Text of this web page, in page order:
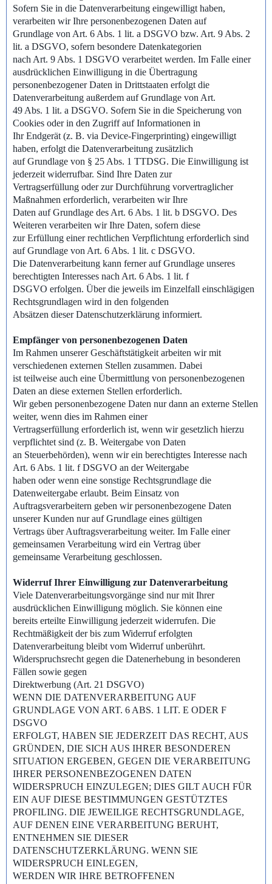
Sofern Sie in die Datenverarbeitung eingewilligt haben,
verarbeiten wir Ihre personenbezogenen Daten auf
Grundlage von Art. 6 Abs. 1 lit. a DSGVO bzw. Art. 9 Abs. 2
lit. a DSGVO, sofern besondere Datenkategorien
nach Art. 9 Abs. 1 DSGVO verarbeitet werden. Im Falle einer
ausdrücklichen Einwilligung in die Übertragung
personenbezogener Daten in Drittstaaten erfolgt die
Datenverarbeitung außerdem auf Grundlage von Art.
49 Abs. 1 lit. a DSGVO. Sofern Sie in die Speicherung von
Cookies oder in den Zugriff auf Informationen in
Ihr Endgerät (z. B. via Device-Fingerprinting) eingewilligt
haben, erfolgt die Datenverarbeitung zusätzlich
auf Grundlage von § 25 Abs. 1 TTDSG. Die Einwilligung ist
jederzeit widerrufbar. Sind Ihre Daten zur
Vertragserfüllung oder zur Durchführung vorvertraglicher
Maßnahmen erforderlich, verarbeiten wir Ihre
Daten auf Grundlage des Art. 6 Abs. 1 lit. b DSGVO. Des
Weiteren verarbeiten wir Ihre Daten, sofern diese
zur Erfüllung einer rechtlichen Verpflichtung erforderlich sind
auf Grundlage von Art. 6 Abs. 1 lit. c DSGVO.
Die Datenverarbeitung kann ferner auf Grundlage unseres
berechtigten Interesses nach Art. 6 Abs. 1 lit. f
DSGVO erfolgen. Über die jeweils im Einzelfall einschlägigen
Rechtsgrundlagen wird in den folgenden
Absätzen dieser Datenschutzerklärung informiert.
Empfänger von personenbezogenen Daten
Im Rahmen unserer Geschäftstätigkeit arbeiten wir mit
verschiedenen externen Stellen zusammen. Dabei
ist teilweise auch eine Übermittlung von personenbezogenen
Daten an diese externen Stellen erforderlich.
Wir geben personenbezogene Daten nur dann an externe Stellen
weiter, wenn dies im Rahmen einer
Vertragserfüllung erforderlich ist, wenn wir gesetzlich hierzu
verpflichtet sind (z. B. Weitergabe von Daten
an Steuerbehörden), wenn wir ein berechtigtes Interesse nach
Art. 6 Abs. 1 lit. f DSGVO an der Weitergabe
haben oder wenn eine sonstige Rechtsgrundlage die
Datenweitergabe erlaubt. Beim Einsatz von
Auftragsverarbeitern geben wir personenbezogene Daten
unserer Kunden nur auf Grundlage eines gültigen
Vertrags über Auftragsverarbeitung weiter. Im Falle einer
gemeinsamen Verarbeitung wird ein Vertrag über
gemeinsame Verarbeitung geschlossen.
Widerruf Ihrer Einwilligung zur Datenverarbeitung
Viele Datenverarbeitungsvorgänge sind nur mit Ihrer
ausdrücklichen Einwilligung möglich. Sie können eine
bereits erteilte Einwilligung jederzeit widerrufen. Die
Rechtmäßigkeit der bis zum Widerruf erfolgten
Datenverarbeitung bleibt vom Widerruf unberührt.
Widerspruchsrecht gegen die Datenerhebung in besonderen
Fällen sowie gegen
Direktwerbung (Art. 21 DSGVO)
WENN DIE DATENVERARBEITUNG AUF
GRUNDLAGE VON ART. 6 ABS. 1 LIT. E ODER F
DSGVO
ERFOLGT, HABEN SIE JEDERZEIT DAS RECHT, AUS
GRÜNDEN, DIE SICH AUS IHRER BESONDEREN
SITUATION ERGEBEN, GEGEN DIE VERARBEITUNG
IHRER PERSONENBEZOGENEN DATEN
WIDERSPRUCH EINZULEGEN; DIES GILT AUCH FÜR
EIN AUF DIESE BESTIMMUNGEN GESTÜTZTES
PROFILING. DIE JEWEILIGE RECHTSGRUNDLAGE,
AUF DENEN EINE VERARBEITUNG BERUHT,
ENTNEHMEN SIE DIESER
DATENSCHUTZERKLÄRUNG. WENN SIE
WIDERSPRUCH EINLEGEN,
WERDEN WIR IHRE BETROFFENEN